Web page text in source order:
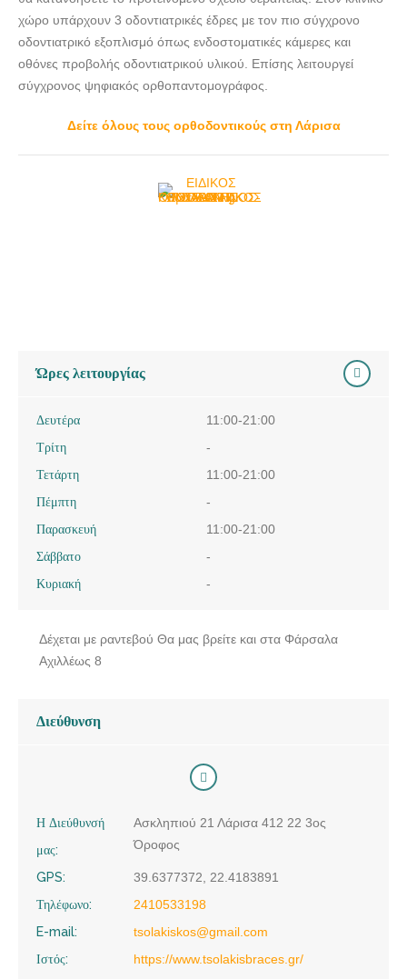
ΕΙΔΙΚΟΣ ΟΡΘΟΔΟΝΤΙΚΟΣ | ΛΑΡΙΣΑ | ΤΣΟΛΑΚΗΣ
ΚΩΝΣΤΑΝΤΙΝΟΣ
ΕΙΔΙΚΟΣ ΟΡΘΟΔΟΝΤΙΚΟΣ | ΛΑΡΙΣΑ | ΤΣΟΛΑΚΗΣ
ΚΩΝΣΤΑΝΤΙΝΟΣ
ΕΙΔΙΚΟΣ ΟΡΘΟΔΟΝΤΙΚΟΣ | ΛΑΡΙΣΑ | ΤΣΟΛΑΚΗΣ
ΕΙΔΙΚΟΣ ΟΡΘΟΔΟΝΤΙΚΟΣ | ΛΑΡΙΣΑ | ΤΣΟΛΑΚΗΣ
χώρο υπάρχουν 3 οδοντιατρικές έδρες με τον πιο σύγχρονο
οδοντιατρικό εξοπλισμό όπως ενδοστοματικές κάμερες και
οθόνες προβολής οδοντιατρικού υλικού. Επίσης λειτουργεί
σύγχρονος ψηφιακός ορθοπαντομογράφος.
Δείτε όλους τους ορθοδοντικούς στη Λάρισα
Ώρες λειτουργίας
Δευτέρα
11:00-21:00
Τρίτη
-
Τετάρτη
11:00-21:00
Πέμπτη
-
Παρασκευή
11:00-21:00
Σάββατο
-
Κυριακή
-
Δέχεται με ραντεβού Θα μας βρείτε και στα Φάρσαλα
Αχιλλέως 8
Διεύθυνση
Η Διεύθυνσή
μας:
Ασκληπιού 21 Λάρισα 412 22 3ος
Όροφος
GPS:
39.6377372, 22.4183891
Τηλέφωνο:
2410533198
E-mail:
tsolakiskos@gmail.com
Ιστός:
https://www.tsolakisbraces.gr/